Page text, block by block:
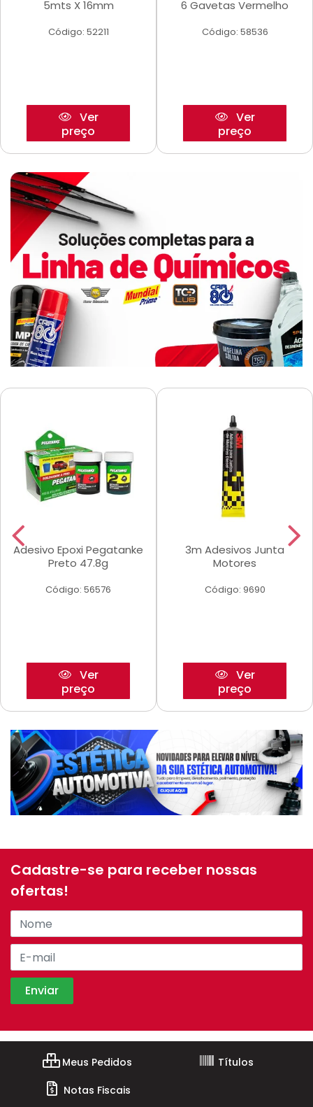
5mts X 16mm
Código: 52211
Ver
preço
6 Gavetas Vermelho
Código: 58536
Ver
preço
Adesivo Epoxi Pegatanke
Preto 47.8g
Código: 56576
Ver
preço
3m Adesivos Junta
Motores
Código: 9690
Ver
preço
Cadastre-se para receber nossas
ofertas!
Meus Pedidos
Títulos
Notas Fiscais